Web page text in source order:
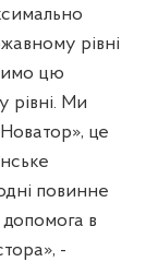
рівні
цю
рівні. Ми
це
повинне
в
-